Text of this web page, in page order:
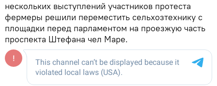
нескольких выступлений участников протеста
фермеры решили переместить сельхозтехнику с
площадки перед парламентом на проезжую часть
проспекта Штефана чел Маре.